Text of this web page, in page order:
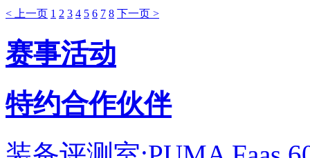
< 上一页 1 2 3 4 5 6 7 8 下一页 >
赛事活动
特约合作伙伴